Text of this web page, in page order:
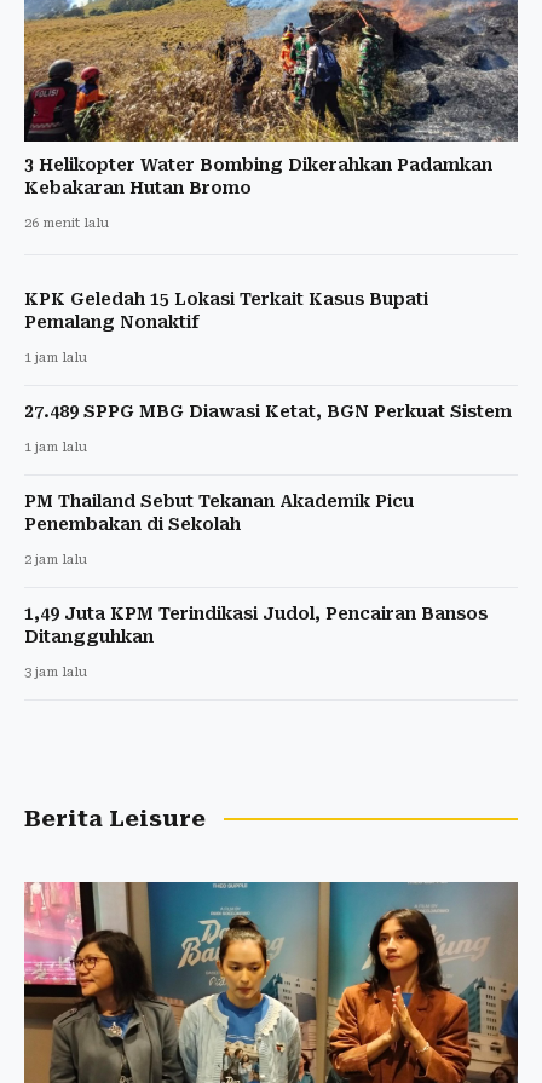
3 Helikopter Water Bombing Dikerahkan Padamkan
Kebakaran Hutan Bromo
26 menit lalu
KPK Geledah 15 Lokasi Terkait Kasus Bupati
Pemalang Nonaktif
1 jam lalu
27.489 SPPG MBG Diawasi Ketat, BGN Perkuat Sistem
1 jam lalu
PM Thailand Sebut Tekanan Akademik Picu
Penembakan di Sekolah
2 jam lalu
1,49 Juta KPM Terindikasi Judol, Pencairan Bansos
Ditangguhkan
3 jam lalu
Berita Leisure